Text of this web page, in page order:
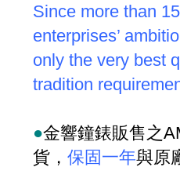
Since more than
enterprises’
only the very best
tradition
●金響鐘錶販售之
貨， 保固一年與原